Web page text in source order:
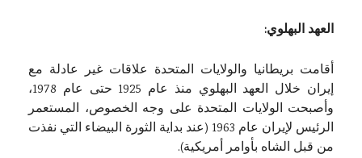
العهد البهلوي:
أقامت بريطانيا والولايات المتحدة علاقات غير عادلة مع
إيران خلال العهد البهلوي منذ عام 1925 حتى عام 1978،
وأصبحت الولايات المتحدة على وجه الخصوص، المستعمر
الرئيس لإيران عام 1963 (عند بداية الثورة البيضاء التي نفذت
من قبل الشاه بأوامر أمريكية).